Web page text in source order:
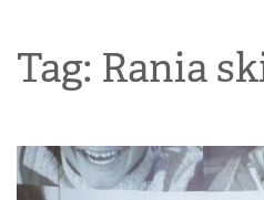
Tag: Rania